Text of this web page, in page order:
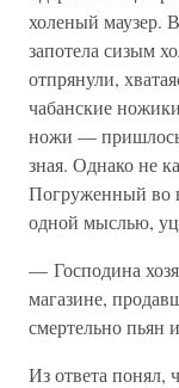
холеный маузер.
запотела сизым
отпрянули,
чабанские
ножи — пришлось
зная. Однако не
Погруженный во
одной мыслью,
— Господина
магазине,
смертельно пьян
Из ответа понял,